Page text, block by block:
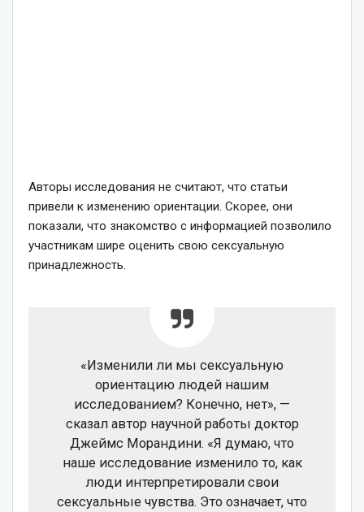
Авторы исследования не считают, что статьи
привели к изменению ориентации. Скорее, они
показали, что знакомство с информацией позволило
участникам шире оценить свою сексуальную
принадлежность.
«Изменили ли мы сексуальную
ориентацию людей нашим
исследованием? Конечно, нет», —
сказал автор научной работы доктор
Джеймс Морандини. «Я думаю, что
наше исследование изменило то, как
люди интерпретировали свои
сексуальные чувства. Это означает, что